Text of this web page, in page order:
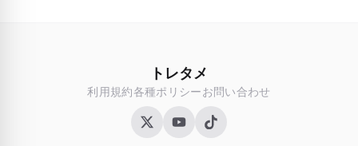
トレタメ
利用規約各種ポリシーお問い合わせ